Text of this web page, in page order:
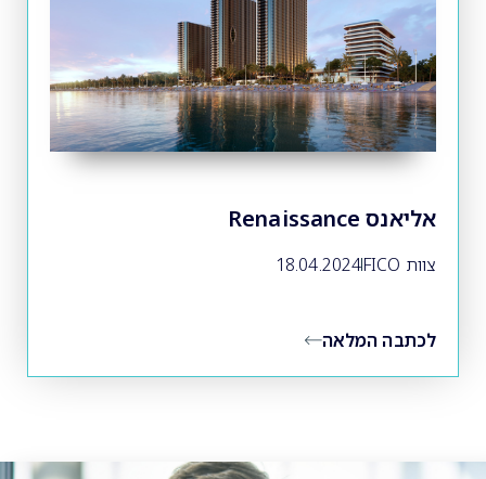
אליאנס Renaissance
צוות FICO 18.04.2024
לכתבה המלאה